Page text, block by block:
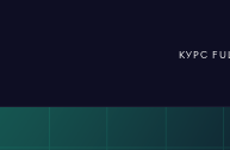
КУРС